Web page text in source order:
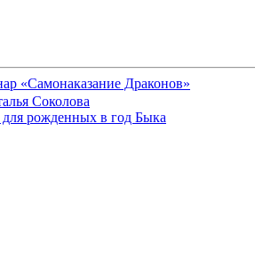
«Самонаказание Драконов»
Соколова
для рожденных в год Быка